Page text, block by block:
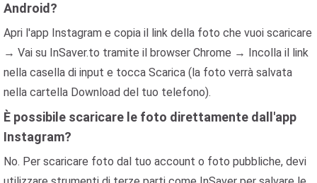
Android?
Apri l'app Instagram e copia il link della foto che vuoi scaricare
→ Vai su InSaver.to tramite il browser Chrome → Incolla il link
nella casella di input e tocca Scarica (la foto verrà salvata
nella cartella Download del tuo telefono).
È possibile scaricare le foto direttamente dall'app
Instagram?
No. Per scaricare foto dal tuo account o foto pubbliche, devi